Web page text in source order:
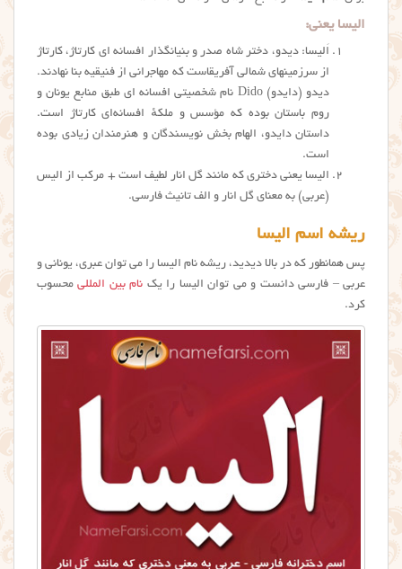
الیسا یعنی:
اَليسا: دیدو، دختر شاه صدر و بنیانگذار افسانه ای کارتاژ، کارتاژ
از سرزمینهای شمالی آفریقاست که مهاجرانی از فنیقیه بنا نهادند.
دیدو (دایدو) Dido نام شخصیتی افسانه ای طبق منابع یونان و
روم باستان بوده که مؤسس و ملکهٔ افسانه‌ای کارتاژ است.
داستان دایدو، الهام بخش نویسندگان و هنرمندان زیادی بوده
است.
الیسا یعنی دختری که مانند گل انار لطیف است + مرکب از الیس
(عربی) به معنای گل انار و الف تانیث فارسی.
ریشه اسم الیسا
پس همانطور که در بالا دیدید، ریشه نام الیسا را می توان عبری، یونانی و
عربی – فارسی دانست و می توان اليسا را یک نام بین المللیمحسوب
کرد.